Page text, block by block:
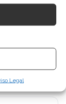
Legal